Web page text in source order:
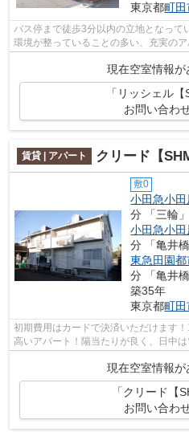
東京都町田
バス停まで徒歩3分以内の立地となって
環境が整っていることの多い、充実の
現在空室情報が
「リッシェル
お問い合わ
賃貸 | アパート クリード【
敷0
小田急小田
分 「三輪
小田急小田
分 「亀井
東急田園都
分 「亀井
築35年
東京都町田
初期費用はカードで決済いただけます
高いアパート！陽当たりが良く、日中
現在空室情報が
「クリード【
お問い合わ